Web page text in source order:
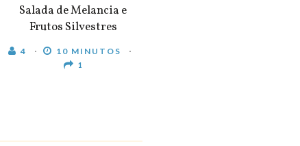
Salada de Melancia e
Frutos Silvestres
4 10 MINUTOS
1